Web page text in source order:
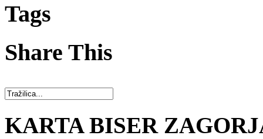
Tags
Share This
KARTA BISER